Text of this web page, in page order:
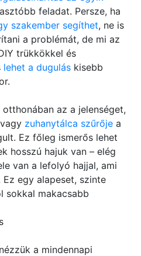
feladat. Persze, ha
szakember segíthet, ne is
a problémát, de mi az
trükkökkel és
lehet a dugulás kisebb
az a jelenséget,
zuhanytálca szűrője a
Ez főleg ismerős lehet
hosszú hajuk van – elég
van a lefolyó hajjal, ami
egy alapeset, szinte
sokkal makacsabb
a mindennapi